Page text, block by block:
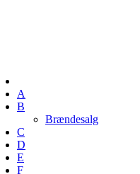
A
B
Brændesalg
C
D
E
F